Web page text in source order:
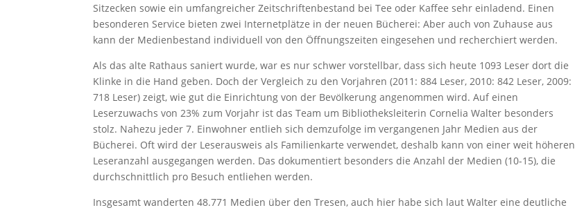
Sitzecken sowie ein umfangreicher Zeitschriftenbestand bei Tee oder Kaffee sehr einladend. Einen
besonderen Service bieten zwei Internetplätze in der neuen Bücherei: Aber auch von Zuhause aus
kann der Medienbestand individuell von den Öffnungszeiten eingesehen und recherchiert werden.
Als das alte Rathaus saniert wurde, war es nur schwer vorstellbar, dass sich heute 1093 Leser dort die
Klinke in die Hand geben. Doch der Vergleich zu den Vorjahren (2011: 884 Leser, 2010: 842 Leser, 2009:
718 Leser) zeigt, wie gut die Einrichtung von der Bevölkerung angenommen wird. Auf einen
Leserzuwachs von 23% zum Vorjahr ist das Team um Bibliotheksleiterin Cornelia Walter besonders
stolz. Nahezu jeder 7. Einwohner entlieh sich demzufolge im vergangenen Jahr Medien aus der
Bücherei. Oft wird der Leserausweis als Familienkarte verwendet, deshalb kann von einer weit höheren
Leseranzahl ausgegangen werden. Das dokumentiert besonders die Anzahl der Medien (10-15), die
durchschnittlich pro Besuch entliehen werden.
Insgesamt wanderten 48.771 Medien über den Tresen, auch hier habe sich laut Walter eine deutliche